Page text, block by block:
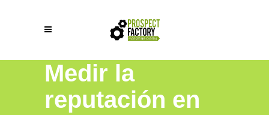
Medir la
reputación en